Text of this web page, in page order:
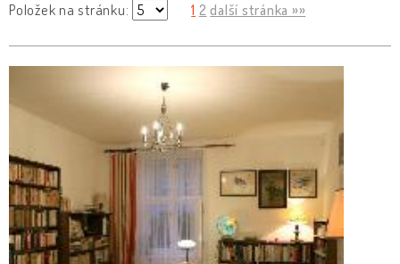
Položek na stránku:
1 2 další stránka »»